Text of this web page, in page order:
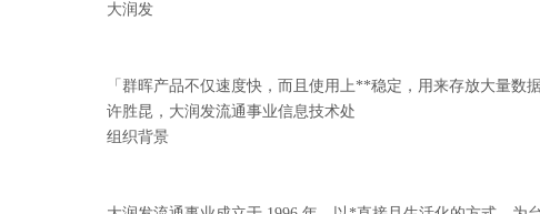
大润发
「群晖产品不仅速度快，而且使用上**稳定，用来存放大量
许胜昆，大润发流通事业信息技术处
组织背景